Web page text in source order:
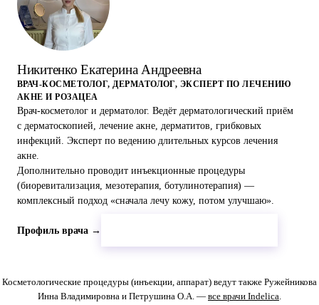
Е.А.
Никитенко Екатерина Андреевна
ВРАЧ-КОСМЕТОЛОГ, ДЕРМАТОЛОГ, ЭКСПЕРТ ПО ЛЕЧЕНИЮ
АКНЕ И РОЗАЦЕА
Врач-косметолог и дерматолог. Ведёт дерматологический приём
с дерматоскопией, лечение акне, дерматитов, грибковых
инфекций. Эксперт по ведению длительных курсов лечения
акне.
Дополнительно проводит инъекционные процедуры
(биоревитализация, мезотерапия, ботулинотерапия) —
комплексный подход «сначала лечу кожу, потом улучшаю».
Профиль врача →
Косметологические процедуры (инъекции, аппарат) ведут также Ружейникова
Инна Владимировна и Петрушина О.А. — все врачи Indelica.